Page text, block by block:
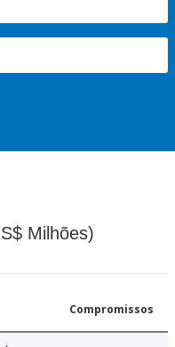
Milhões)
Compromissos